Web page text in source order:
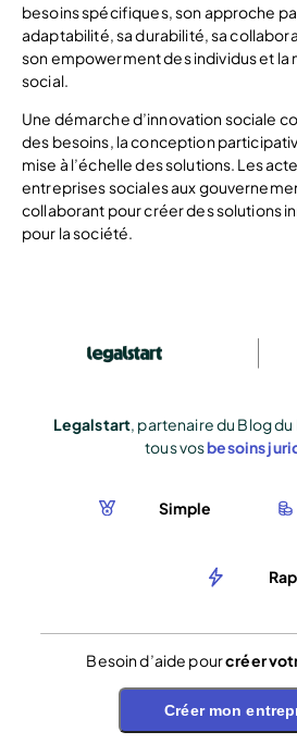
besoins spécifiques, son approche
adaptabilité, sa durabilité, sa
son empowerment des individus et la
social.
Une démarche d’innovation sociale
des besoins, la conception
mise à l’échelle des solutions. Les
entreprises sociales aux
collaborant pour créer des solutions
pour la société.
Legalstart, partenaire du Blog
tous vosbesoins
Simple
Besoin d’aide pourcréer
Créer mon